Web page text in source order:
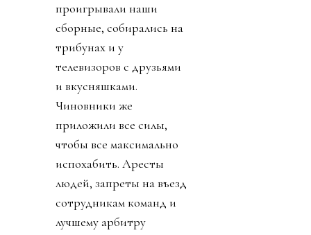
проигрывали наши
сборные, собирались на
трибунах и у
телевизоров с друзьями
и вкусняшками.
Чиновники же
приложили все силы,
чтобы все максимально
испохабить. Аресты
людей, запреты на въезд
сотрудникам команд и
лучшему арбитру